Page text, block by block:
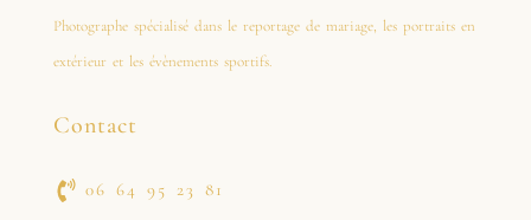
Photographe spécialisé dans le reportage de mariage, les portraits en
extérieur et les évènements sportifs.
Contact
06 64 95 23 81